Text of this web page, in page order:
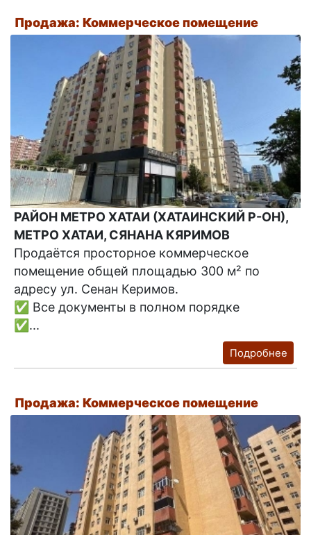
Продажа: Коммерческое помещение
РАЙОН МЕТРО ХАТАИ (ХАТАИНСКИЙ Р-ОН),
МЕТРО ХАТАИ, СЯНАНА КЯРИМОВ
Продаётся просторное коммерческое
помещение общей площадью 300 м² по
адресу ул. Сенан Керимов.
✅ Все документы в полном порядке
✅...
Подробнее
Продажа: Коммерческое помещение